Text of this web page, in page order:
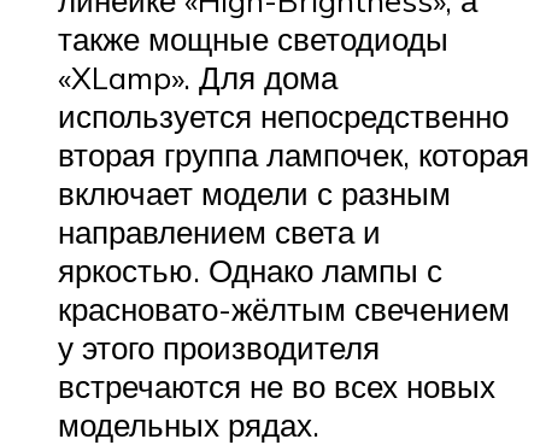
также мощные светодиоды
«XLamp». Для дома
используется непосредственно
вторая группа лампочек, которая
включает модели с разным
направлением света и
яркостью. Однако лампы с
красновато-жёлтым свечением
у этого производителя
встречаются не во всех новых
модельных рядах.